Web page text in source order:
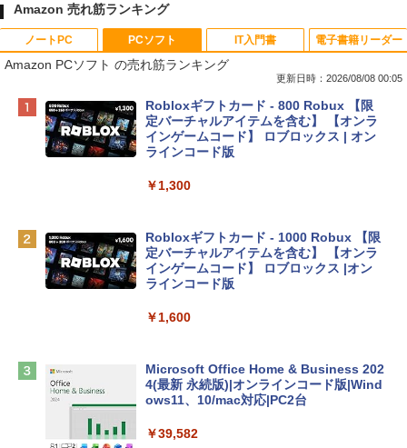
Amazon 売れ筋ランキング
ノートPC
Apple 2026 MacBook Neo A18 Proチッ
プ搭載13インチノートブック：AIとAppl
e Intelligence、Liquid Retinaディスプ
レイ、8GBメモリ、512GB SSD、1080p
ィゴ + 3年延長 AppleCare+ for 13インチ
￥162,598
tomtoc 360°保護 15.6 16インチ パソコ
book Lenovo対応
Apple 2026 MacBook Air M5チップ搭載
igence、13.6インチLiquid Retinaディ
PCソフト
Amazon PCソフト の売れ筋ランキング
更新日時：2026/08/08 00:05
Robloxギフトカード - 800 Robux 【限
定バーチャルアイテムを含む】 【オンラ
インゲームコード】 ロブロックス | オン
ラインコード版
￥1,300
Robloxギフトカード - 1000 Robux 【限
定バーチャルアイテムを含む】 【オンラ
インゲームコード】 ロブロックス |オン
ラインコード版
￥1,600
Microsoft Office Home & Business 202
4(最新 永続版)|オンラインコード版|Wind
ows11、10/mac対応|PC2台
￥39,582
IT入門書 電子書籍リーダー